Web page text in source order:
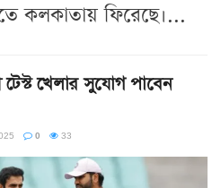
কলকাতায় ফিরেছে।...
টেস্ট খেলার সুযোগ পাবেন
0 33